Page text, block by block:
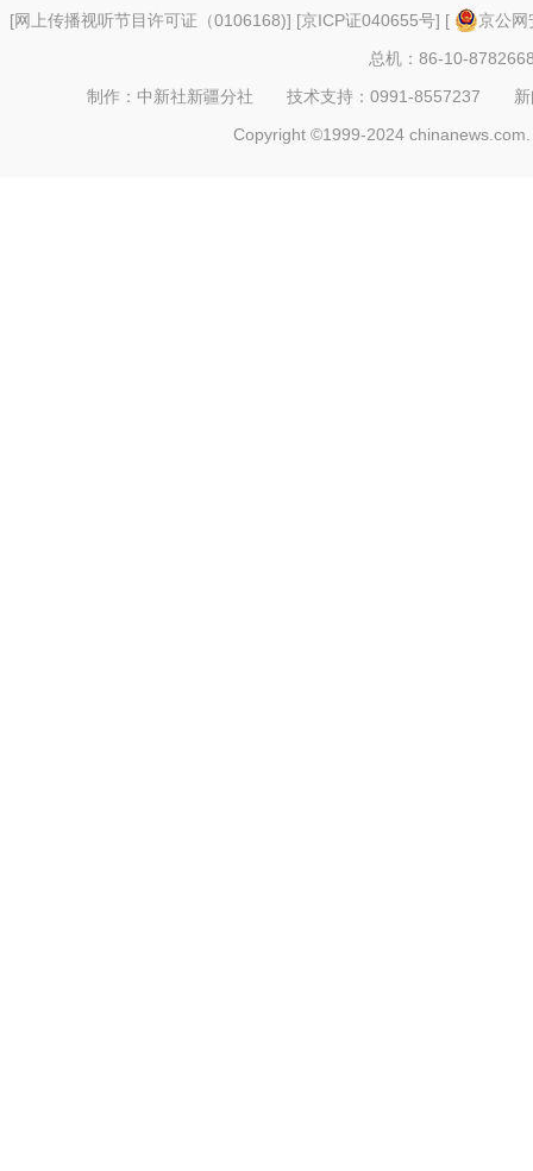
[网上传播视听节目许可证（0106168)] [京ICP证040655号] [
京公
总机：86-10-
制作：中新社新疆分社 技术支持：0991-8557237
Copyright ©1999-2024